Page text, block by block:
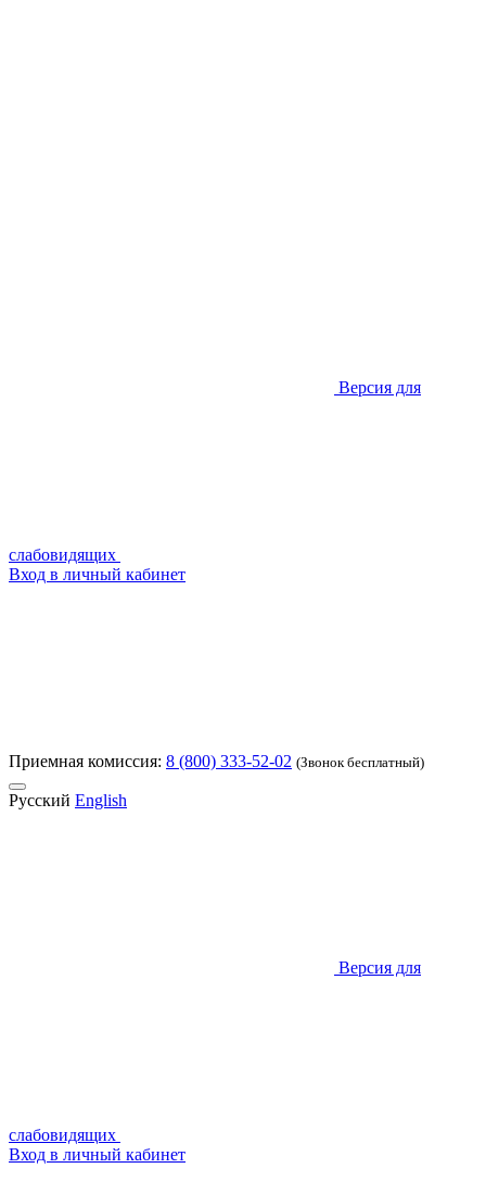
Версия для
слабовидящих
Вход в личный кабинет
Приемная комиссия: 8 (800) 333-52-02 (Звонок бесплатный)
Русский English
Версия для
слабовидящих
Вход в личный кабинет